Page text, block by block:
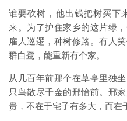
谁要砍树，他出钱把树买下
来。为了护住家乡的这片绿
雇人巡逻，种树修路。有人
群白鹭，能重新有个家。
从几百年前那个在草亭里独
只鸟散尽千金的邢怡前。 邢
贵，不在于宅子有多大，而在